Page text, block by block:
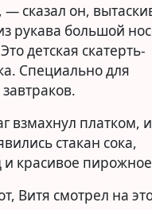
сказал он,
рукава большой
детская скатерть-
Специально для
взмахнул платком,
стакан сока,
и красивое
Витя смотрел на